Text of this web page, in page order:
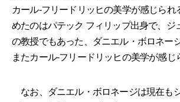
カール-フリードリッヒの美学が感じられ
めたのはパテック フィリップ出身で、ジ
の教授でもあった、ダニエル・ボロネー
またカール-フリードリッヒの美学が感じ
なお、ダニエル・ボロネージは現在も